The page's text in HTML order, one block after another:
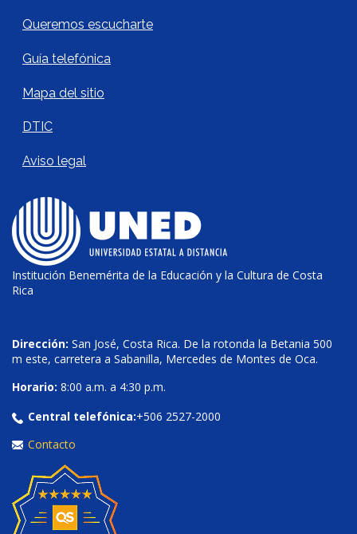
Sitio Web Footer
Queremos escucharte
Guía telefónica
Mapa del sitio
DTIC
Aviso legal
Institución Benemérita de la Educación y la Cultura de Costa
Rica
Dirección: San José, Costa Rica. De la rotonda la Betania 500
m este, carretera a Sabanilla, Mercedes de Montes de Oca.
Horario: 8:00 a.m. a 4:30 p.m.
Central telefónica:+506 2527-2000
Contacto